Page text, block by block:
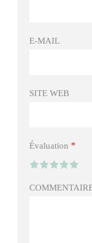
E-MAIL
SITE WEB
Évaluation *